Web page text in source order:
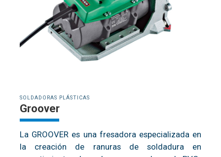
SOLDADORAS PLÁSTICAS
Groover
La GROOVER es una fresadora especializada en
la creación de ranuras de soldadura en